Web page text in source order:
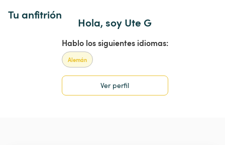
Tu anfitrión
Hola, soy Ute G
Hablo los siguientes idiomas:
Alemán
Ver perfil